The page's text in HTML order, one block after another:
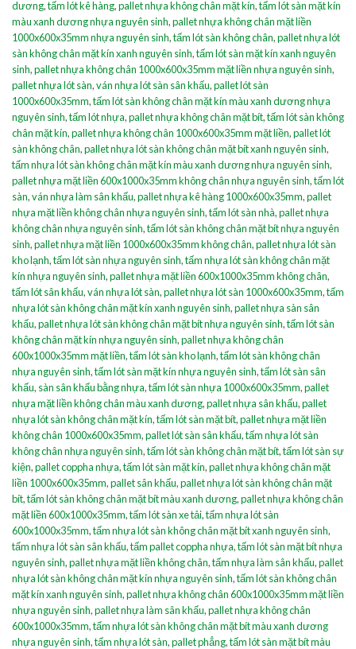
dương,tấm lót kê hàng,pallet nhựa không chân mặt kín,tấm lót sàn mặt kín
màu xanh dương nhựa nguyên sinh,pallet nhựa không chân mặt liền
1000x600x35mm nhựa nguyên sinh,tấm lót sàn không chân,pallet nhựa lót
sàn không chân mặt kín xanh nguyên sinh,tấm lót sàn mặt kín xanh nguyên
sinh,pallet nhựa không chân 1000x600x35mm mặt liền nhựa nguyên sinh,
pallet nhựa lót sàn,ván nhựa lót sàn sân khấu,pallet lót sàn
1000x600x35mm,tấm lót sàn không chân mặt kín màu xanh dương nhựa
nguyên sinh,tấm lót nhựa,pallet nhựa không chân mặt bít,tấm lót sàn không
chân mặt kín,pallet nhựa không chân 1000x600x35mm mặt liền,pallet lót
sàn không chân,pallet nhựa lót sàn không chân mặt bít xanh nguyên sinh,
tấm nhựa lót sàn không chân mặt kín màu xanh dương nhựa nguyên sinh,
pallet nhựa mặt liền 600x1000x35mm không chân nhựa nguyên sinh,tấm lót
sàn,ván nhựa làm sân khấu,pallet nhựa kê hàng 1000x600x35mm,pallet
nhựa mặt liền không chân nhựa nguyên sinh,tấm lót sàn nhà,pallet nhựa
không chân nhựa nguyên sinh,tấm lót sàn không chân mặt bít nhựa nguyên
sinh,pallet nhựa mặt liền 1000x600x35mm không chân,pallet nhựa lót sàn
kho lạnh,tấm lót sàn nhựa nguyên sinh,tấm nhựa lót sàn không chân mặt
kín nhựa nguyên sinh,pallet nhựa mặt liền 600x1000x35mm không chân,
tấm lót sân khấu,ván nhựa lót sàn,pallet nhựa lót sàn 1000x600x35mm,tấm
nhựa lót sàn không chân mặt kín xanh nguyên sinh,pallet nhựa sàn sân
khấu,pallet nhựa lót sàn không chân mặt bít nhựa nguyên sinh,tấm lót sàn
không chân mặt kín nhựa nguyên sinh,pallet nhựa không chân
600x1000x35mm mặt liền,tấm lót sàn kho lạnh,tấm lót sàn không chân
nhựa nguyên sinh,tấm lót sàn mặt kín nhựa nguyên sinh,tấm lót sàn sân
khấu, sàn sân khấu bằng nhựa,tấm lót sàn nhựa 1000x600x35mm,pallet
nhựa mặt liền không chân màu xanh dương,pallet nhựa sân khấu,pallet
nhựa lót sàn không chân mặt kín,tấm lót sàn mặt bít,pallet nhựa mặt liền
không chân 1000x600x35mm,pallet lót sàn sân khấu,tấm nhựa lót sàn
không chân nhựa nguyên sinh,tấm lót sàn không chân mặt bít,tấm lót sàn sự
kiện,pallet coppha nhựa,tấm lót sàn mặt kín,pallet nhựa không chân mặt
liền 1000x600x35mm,pallet sân khấu,pallet nhựa lót sàn không chân mặt
bít,tấm lót sàn không chân mặt bít màu xanh dương,pallet nhựa không chân
mặt liền 600x1000x35mm,tấm lót sàn xe tải,tấm nhựa lót sàn
600x1000x35mm,tấm nhựa lót sàn không chân mặt bít xanh nguyên sinh,
tấm nhựa lót sàn sân khấu,tấm pallet coppha nhựa,tấm lót sàn mặt bít nhựa
nguyên sinh,pallet nhựa mặt liền không chân,tấm nhựa làm sân khấu,pallet
nhựa lót sàn không chân mặt kín nhựa nguyên sinh,tấm lót sàn không chân
mặt kín xanh nguyên sinh,pallet nhựa không chân 600x1000x35mm mặt liền
nhựa nguyên sinh,pallet nhựa làm sân khấu,pallet nhựa không chân
600x1000x35mm,tấm nhựa lót sàn không chân mặt bít màu xanh dương
nhựa nguyên sinh,tấm nhựa lót sàn,pallet phẳng,tấm lót sàn mặt bít màu